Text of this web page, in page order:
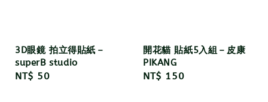
3D眼鏡 拍立得貼紙－
superB studio
Regular
NT$ 50
開花貓 貼紙5入組－皮康
PIKANG
Regular
NT$ 150